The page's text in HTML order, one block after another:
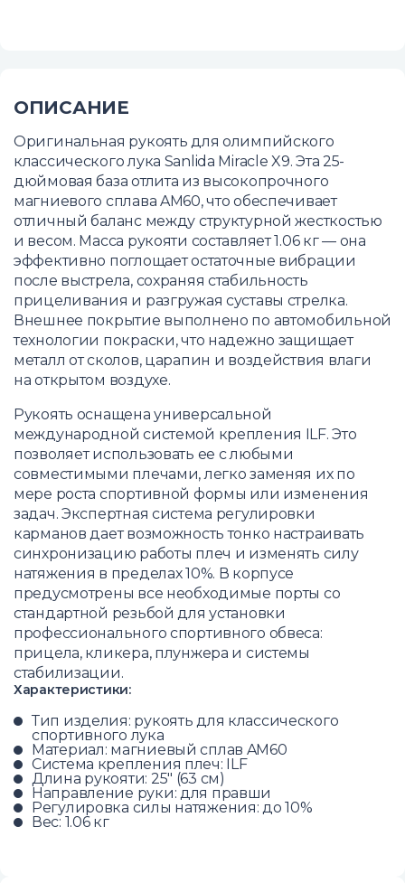
ОПИСАНИЕ
Оригинальная рукоять для олимпийского
классического лука Sanlida Miracle X9. Эта 25-
дюймовая база отлита из высокопрочного
магниевого сплава AM60, что обеспечивает
отличный баланс между структурной жесткостью
и весом. Масса рукояти составляет 1.06 кг — она
эффективно поглощает остаточные вибрации
после выстрела, сохраняя стабильность
прицеливания и разгружая суставы стрелка.
Внешнее покрытие выполнено по автомобильной
технологии покраски, что надежно защищает
металл от сколов, царапин и воздействия влаги
на открытом воздухе.
Рукоять оснащена универсальной
международной системой крепления ILF. Это
позволяет использовать ее с любыми
совместимыми плечами, легко заменяя их по
мере роста спортивной формы или изменения
задач. Экспертная система регулировки
карманов дает возможность тонко настраивать
синхронизацию работы плеч и изменять силу
натяжения в пределах 10%. В корпусе
предусмотрены все необходимые порты со
стандартной резьбой для установки
профессионального спортивного обвеса:
прицела, кликера, плунжера и системы
стабилизации.
Характеристики:
Тип изделия: рукоять для классического
спортивного лука
Материал: магниевый сплав AM60
Система крепления плеч: ILF
Длина рукояти: 25" (63 см)
Направление руки: для правши
Регулировка силы натяжения: до 10%
Вес: 1.06 кг